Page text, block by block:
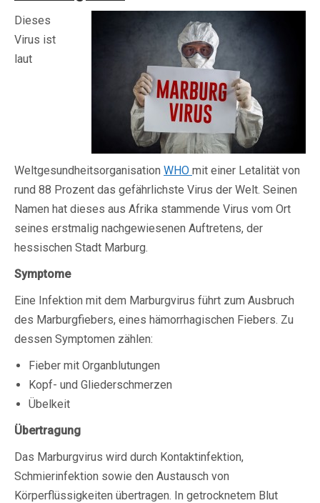
Dieses
Virus ist
laut
Weltgesundheitsorganisation WHO mit einer Letalität von
rund 88 Prozent das gefährlichste Virus der Welt. Seinen
Namen hat dieses aus Afrika stammende Virus vom Ort
seines erstmalig nachgewiesenen Auftretens, der
hessischen Stadt Marburg.
Symptome
Eine Infektion mit dem Marburgvirus führt zum Ausbruch
des Marburgfiebers, eines hämorrhagischen Fiebers. Zu
dessen Symptomen zählen:
Fieber mit Organblutungen
Kopf- und Gliederschmerzen
Übelkeit
Übertragung
Das Marburgvirus wird durch Kontaktinfektion,
Schmierinfektion sowie den Austausch von
Körperflüssigkeiten übertragen. In getrocknetem Blut